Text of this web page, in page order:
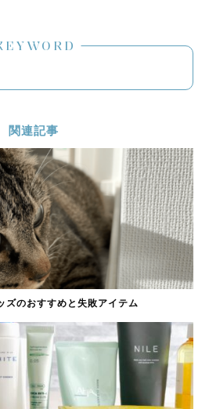
関連記事
ズのおすすめと失敗アイテム